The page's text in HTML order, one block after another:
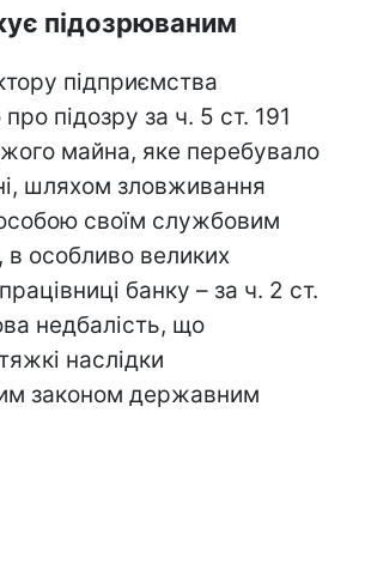
підозрюваним
підприємства
підозру за ч. 5 ст. 191
майна, яке перебувало
шляхом зловживання
своїм службовим
особливо великих
банку – за ч. 2 ст.
недбалість, що
наслідки
законом державним